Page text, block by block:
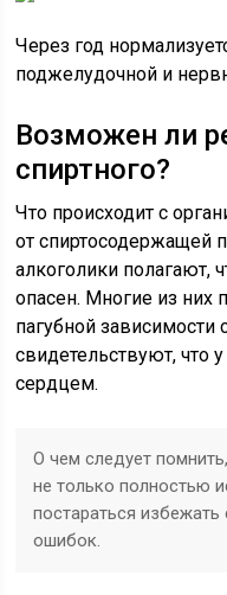
Через год
поджелудочной и
Возможен ли
спиртного?
Что происходит с
от спиртосодержащей
алкоголики полагают,
опасен. Многие из них
пагубной зависимости
свидетельствуют, что
сердцем.
О чем следует
не только полностью
постараться
ошибок.